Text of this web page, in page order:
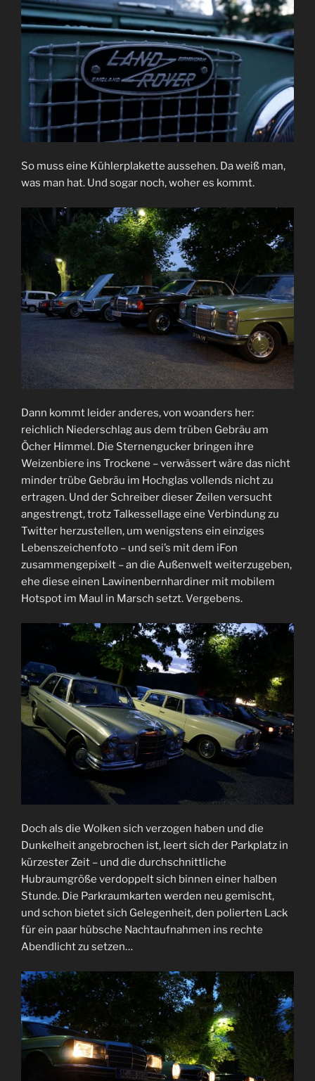
So muss eine Kühlerplakette aussehen. Da weiß man,
was man hat. Und sogar noch, woher es kommt.
Dann kommt leider anderes, von woanders her:
reichlich Niederschlag aus dem trüben Gebräu am
Öcher Himmel. Die Sternengucker bringen ihre
Weizenbiere ins Trockene – verwässert wäre das nicht
minder trübe Gebräu im Hochglas vollends nicht zu
ertragen. Und der Schreiber dieser Zeilen versucht
angestrengt, trotz Talkessellage eine Verbindung zu
Twitter herzustellen, um wenigstens ein einziges
Lebenszeichenfoto – und sei’s mit dem iFon
zusammengepixelt – an die Außenwelt weiterzugeben,
ehe diese einen Lawinenbernhardiner mit mobilem
Hotspot im Maul in Marsch setzt. Vergebens.
Doch als die Wolken sich verzogen haben und die
Dunkelheit angebrochen ist, leert sich der Parkplatz in
kürzester Zeit – und die durchschnittliche
Hubraumgröße verdoppelt sich binnen einer halben
Stunde. Die Parkraumkarten werden neu gemischt,
und schon bietet sich Gelegenheit, den polierten Lack
für ein paar hübsche Nachtaufnahmen ins rechte
Abendlicht zu setzen…